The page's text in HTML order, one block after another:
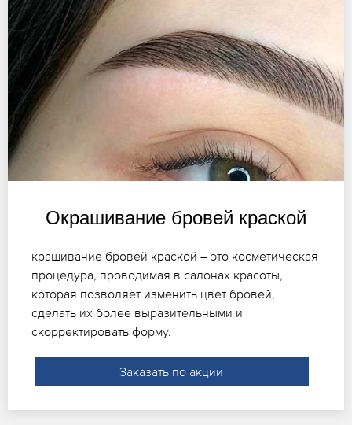
Окрашивание бровей краской
крашивание бровей краской – это косметическая
процедура, проводимая в салонах красоты,
которая позволяет изменить цвет бровей,
сделать их более выразительными и
скорректировать форму.
Заказать по акции